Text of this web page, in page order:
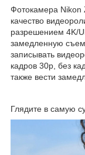
Фотокамера Nikon
качество
разрешением 4K/
замедленную
записывать
кадров 30p, без
также вести
Глядите в самую